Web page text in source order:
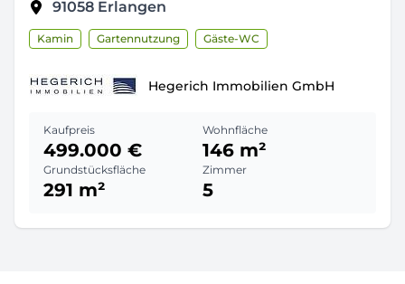
91058 Erlangen
Kamin Gartennutzung Gäste-WC
Hegerich Immobilien GmbH
Kaufpreis
499.000 €
Wohnfläche
146 m²
Grundstücksfläche
291 m²
Zimmer
5